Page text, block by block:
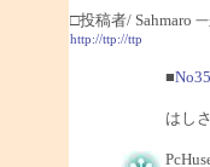
□投稿者/ Sahmaro
http://ttp://ttp
■
はし